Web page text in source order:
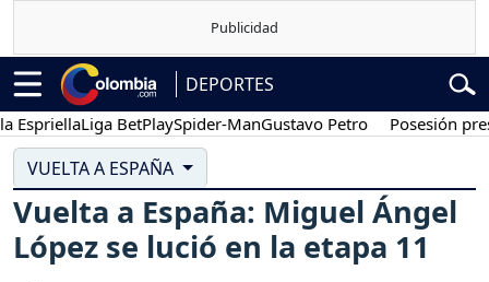
DEPORTES
Liga BetPlaySpider-ManGustavo Petro Posesión
VUELTA A ESPAÑA
Vuelta a España: Miguel Ángel
López se lució en la etapa 11